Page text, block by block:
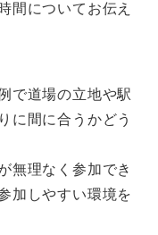
間についてお伝え
で道場の立地や駅
に間に合うかどう
無理なく参加でき
加しやすい環境を